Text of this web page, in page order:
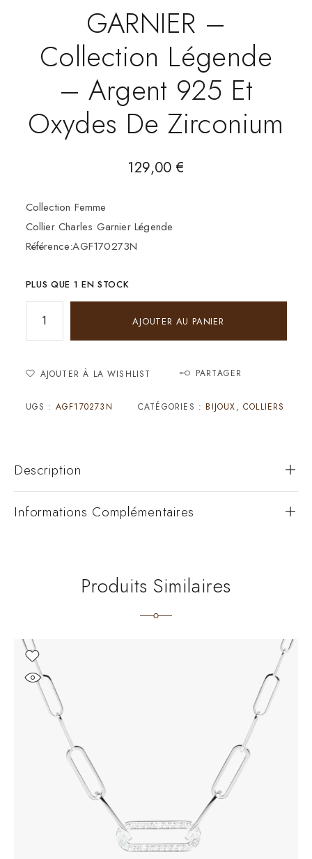
GARNIER –
Collection Légende
– Argent 925 Et
Oxydes De Zirconium
129,00€
Collection Femme
Collier Charles Garnier Légende
Référence:AGF170273N
PLUS QUE 1 EN STOCK
AJOUTER AU PANIER
AJOUTER À LA WISHLIST PARTAGER
UGS : AGF170273N CATÉGORIES : BIJOUX, COLLIERS
Description
Informations Complémentaires
Produits Similaires